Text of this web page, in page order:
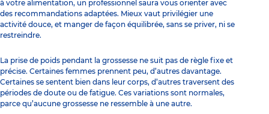
à votre alimentation, un professionnel saura vous orienter avec
des recommandations adaptées. Mieux vaut privilégier une
activité douce, et manger de façon équilibrée, sans se priver, ni se
restreindre.
La prise de poids pendant la grossesse ne suit pas de règle fixe et
précise. Certaines femmes prennent peu, d’autres davantage.
Certaines se sentent bien dans leur corps, d’autres traversent des
périodes de doute ou de fatigue. Ces variations sont normales,
parce qu’aucune grossesse ne ressemble à une autre.